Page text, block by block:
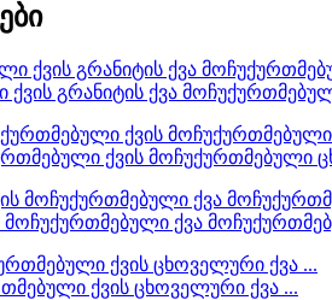
ქვის გრანიტის ქვა
ქვის მოჩუქურთმებული
მოჩუქურთმებული ქვა
ქვის ცხოველური ქვა ...